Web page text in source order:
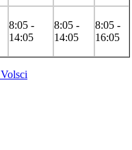
8:05 -
14:05
8:05 -
14:05
8:05 -
16:05